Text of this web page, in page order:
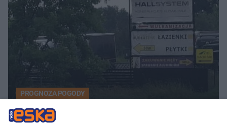
PROGNOZA POGODY
Gwałtowne burze nadciągają nad
Polskę. IMGW ostrzega przed